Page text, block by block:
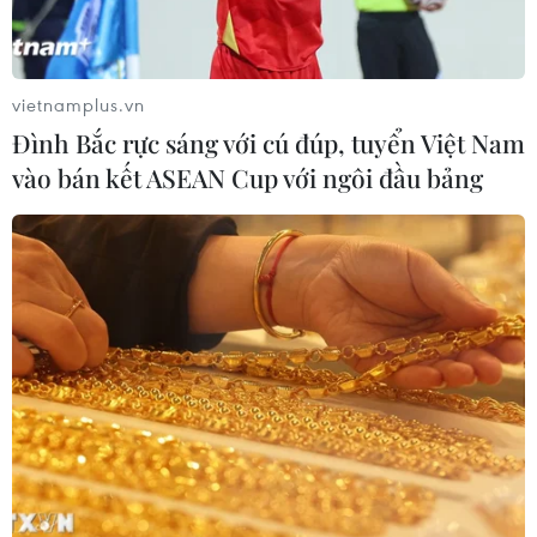
tiêu 3 điểm, cảnh báo Indonesia
trước giờ G
03/08/2026 07:39
ASEAN Cup 2026: Indonesia tổn thất
lực lượng trước trận quyết đấu tuyển
Việt Nam
03/08/2026 07:21
Làn sóng phản đối lan khắp châu Âu,
FIFA đối diện yêu cầu cải tổ
03/08/2026 05:01
Nhận định Campuchia vs
vietnamplus.vn
Đình Bắc rực sáng với cú đúp, tuyển Việt Nam
vào bán kết ASEAN Cup với ngôi đầu bảng